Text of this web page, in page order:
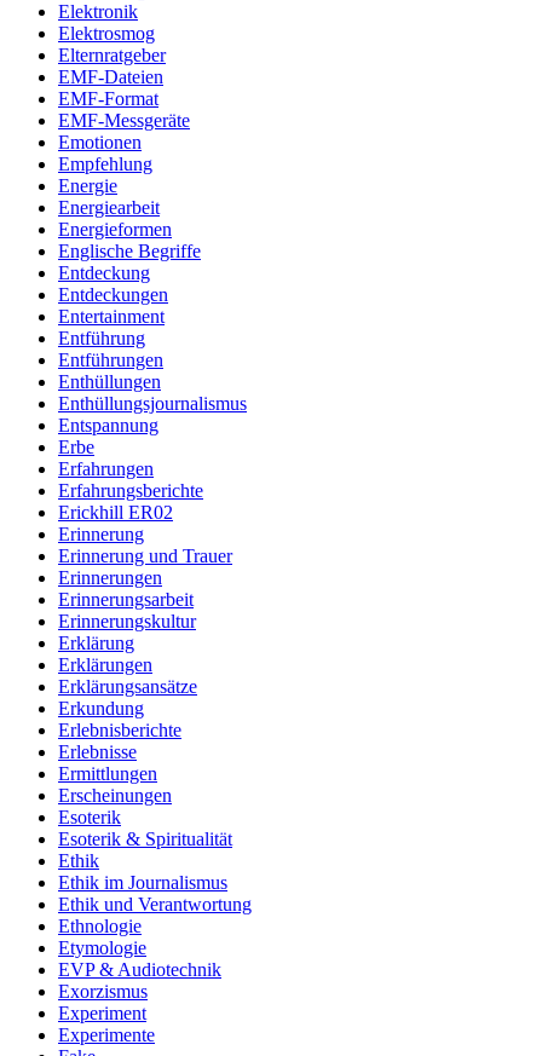
Elektronik
Elektrosmog
Elternratgeber
EMF-Dateien
EMF-Format
EMF-Messgeräte
Emotionen
Empfehlung
Energie
Energiearbeit
Energieformen
Englische Begriffe
Entdeckung
Entdeckungen
Entertainment
Entführung
Entführungen
Enthüllungen
Enthüllungsjournalismus
Entspannung
Erbe
Erfahrungen
Erfahrungsberichte
Erickhill ER02
Erinnerung
Erinnerung und Trauer
Erinnerungen
Erinnerungsarbeit
Erinnerungskultur
Erklärung
Erklärungen
Erklärungsansätze
Erkundung
Erlebnisberichte
Erlebnisse
Ermittlungen
Erscheinungen
Esoterik
Esoterik & Spiritualität
Ethik
Ethik im Journalismus
Ethik und Verantwortung
Ethnologie
Etymologie
EVP & Audiotechnik
Exorzismus
Experiment
Experimente